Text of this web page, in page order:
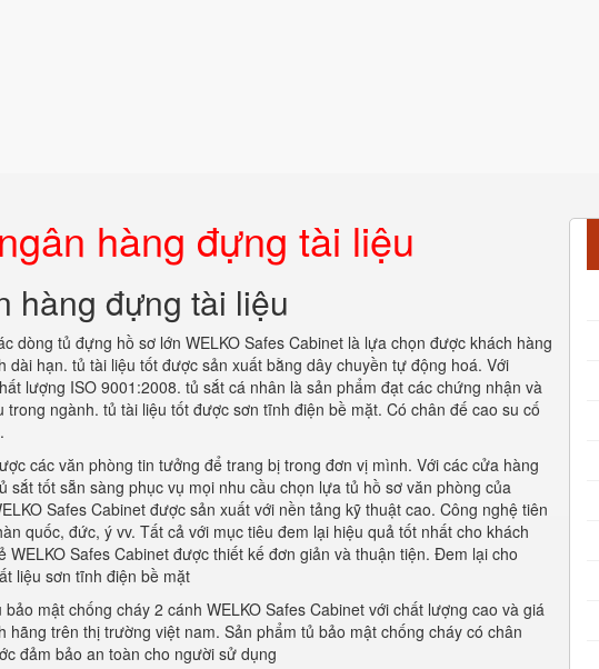
hàng đựng tài liệu
hàng đựng tài liệu
dòng tủ đựng hồ sơ lớn WELKO Safes Cabinet là lựa chọn được khách hàng
hạn. tủ tài liệu tốt được sản xuất bằng dây chuyền tự động hoá. Với
lượng ISO 9001:2008. tủ sắt cá nhân là sản phẩm đạt các chứng nhận và
ngành. tủ tài liệu tốt được sơn tĩnh điện bề mặt. Có chân đế cao su cố
các văn phòng tin tưởng để trang bị trong đơn vị mình. Với các cửa hàng
tốt sẵn sàng phục vụ mọi nhu cầu chọn lựa tủ hồ sơ văn phòng của
Safes Cabinet được sản xuất với nền tảng kỹ thuật cao. Công nghệ tiên
quốc, đức, ý vv. Tất cả với mục tiêu đem lại hiệu quả tốt nhất cho khách
Safes Cabinet được thiết kế đơn giản và thuận tiện. Đem lại cho
liệu sơn tĩnh điện bề mặt
bảo mật chống cháy 2 cánh WELKO Safes Cabinet với chất lượng cao và giá
trên thị trường việt nam. Sản phẩm tủ bảo mật chống cháy có chân
đảm bảo an toàn cho người sử dụng